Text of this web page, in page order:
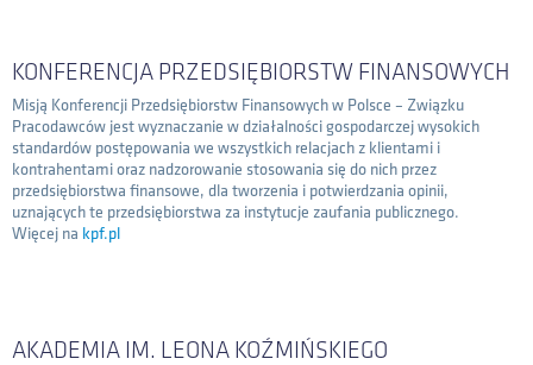
KONFERENCJA PRZEDSIĘBIORSTW FINANSOWYCH
Misją Konferencji Przedsiębiorstw Finansowych w Polsce – Związku
Pracodawców jest wyznaczanie w działalności gospodarczej wysokich
standardów postępowania we wszystkich relacjach z klientami i
kontrahentami oraz nadzorowanie stosowania się do nich przez
przedsiębiorstwa finansowe, dla tworzenia i potwierdzania opinii,
uznających te przedsiębiorstwa za instytucje zaufania publicznego.
Więcej na kpf.pl
AKADEMIA IM. LEONA KOŹMIŃSKIEGO